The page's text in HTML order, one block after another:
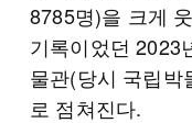
8785명)을 크게
기록이었던 2023
물관(당시 국립박
로 점쳐진다.